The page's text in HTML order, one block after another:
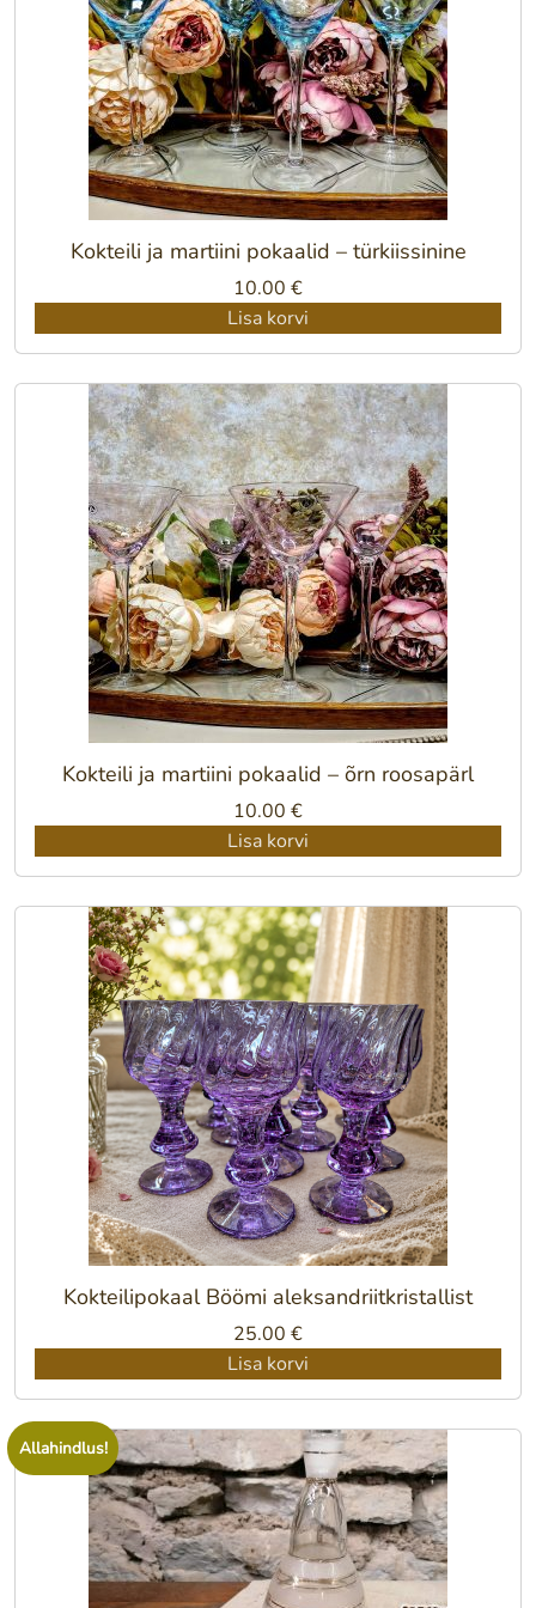
Kokteili ja martiini pokaalid – türkiissinine
10.00 €
Lisa korvi
Kokteili ja martiini pokaalid – õrn roosapärl
10.00 €
Lisa korvi
Kokteilipokaal Böömi aleksandriitkristallist
25.00 €
Lisa korvi
Allahindlus!